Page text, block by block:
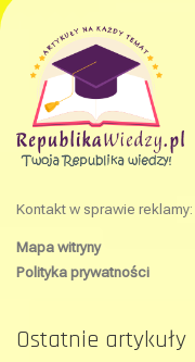
Kontakt w sprawie reklamy:
Mapa witryny
Polityka prywatności
Ostatnie artykuły